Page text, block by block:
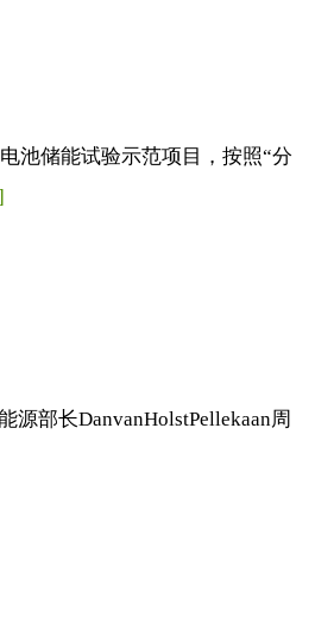
池储能试验示范项目，按照“分
部长DanvanHolstPellekaan周